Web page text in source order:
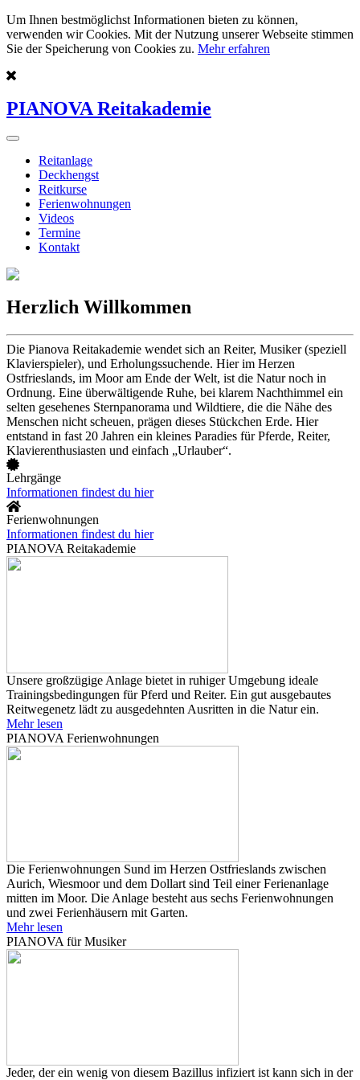
Um Ihnen bestmöglichst Informationen bieten zu können,
verwenden wir Cookies. Mit der Nutzung unserer Webseite stimmen
Sie der Speicherung von Cookies zu. Mehr erfahren
PIANOVA Reitakademie
Reitanlage
Deckhengst
Reitkurse
Ferienwohnungen
Videos
Termine
Kontakt
Herzlich Willkommen
Die Pianova Reitakademie wendet sich an Reiter, Musiker (speziell
Klavierspieler), und Erholungssuchende. Hier im Herzen
Ostfrieslands, im Moor am Ende der Welt, ist die Natur noch in
Ordnung. Eine überwältigende Ruhe, bei klarem Nachthimmel ein
selten gesehenes Sternpanorama und Wildtiere, die die Nähe des
Menschen nicht scheuen, prägen dieses Stückchen Erde. Hier
entstand in fast 20 Jahren ein kleines Paradies für Pferde, Reiter,
Klavierenthusiasten und einfach „Urlauber“.
Lehrgänge
Informationen findest du hier
Ferienwohnungen
Informationen findest du hier
PIANOVA Reitakademie
Unsere großzügige Anlage bietet in ruhiger Umgebung ideale
Trainingsbedingungen für Pferd und Reiter. Ein gut ausgebautes
Reitwegenetz lädt zu ausgedehnten Ausritten in die Natur ein.
Mehr lesen
PIANOVA Ferienwohnungen
Die Ferienwohnungen Sund im Herzen Ostfrieslands zwischen
Aurich, Wiesmoor und dem Dollart sind Teil einer Ferienanlage
mitten im Moor. Die Anlage besteht aus sechs Ferienwohnungen
und zwei Ferienhäusern mit Garten.
Mehr lesen
PIANOVA für Musiker
Jeder, der ein wenig von diesem Bazillus infiziert ist kann sich in der